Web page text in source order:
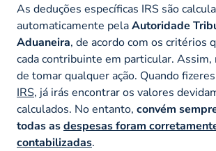
As deduções específicas IRS são
automaticamente pelaAutoridade
Aduaneira, de acordo com os critérios
cada contribuinte em particular. Assim,
de tomar qualquer ação. Quando
IRS, já irás encontrar os valores
calculados. No entanto, convém
todas asdespesas foram
contabilizadas.